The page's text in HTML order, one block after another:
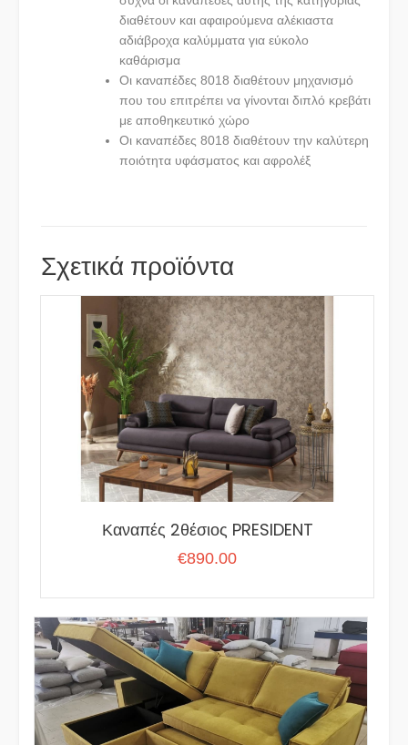
διαθέτουν και αφαιρούμενα αλέκιαστα
αδιάβροχα καλύμματα για εύκολο
καθάρισμα
Οι καναπέδες 8018 διαθέτουν μηχανισμό
που του επιτρέπει να γίνονται διπλό κρεβάτι
με αποθηκευτικό χώρο
Οι καναπέδες 8018 διαθέτουν την καλύτερη
ποιότητα υφάσματος και αφρολέξ
Σχετικά προϊόντα
Καναπές 2θέσιος PRESIDENT
€890.00